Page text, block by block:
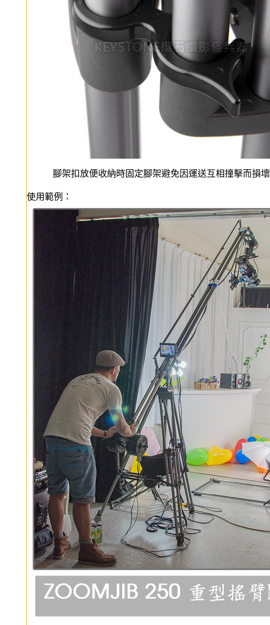
腳架扣放便收納時固定腳架避免因運送互相撞擊而損壞
使用範例：